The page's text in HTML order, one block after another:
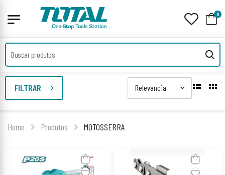
0
Home Produtos MOTOSSERRA
FILTRAR